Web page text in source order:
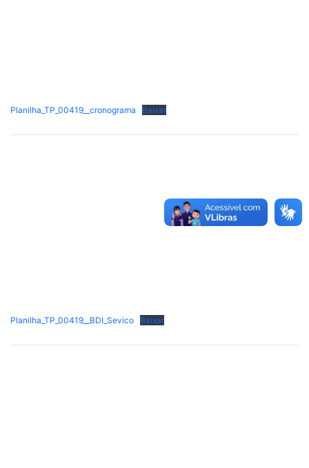
Planilha_TP_00419__cronograma Baixar
Planilha_TP_00419__BDI_Sevico Baixar